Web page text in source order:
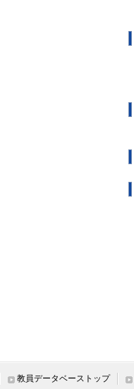
教員データベーストップ